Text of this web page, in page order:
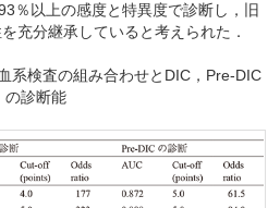
％以上の感度と特異度で診断し，旧
充分継承していると考えられた．
検査の組み合わせとDIC，Pre-DIC
の診断能